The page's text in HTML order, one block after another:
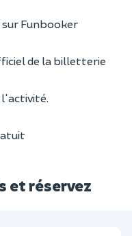
Funbooker
de la billetterie
l'activité.
et réservez